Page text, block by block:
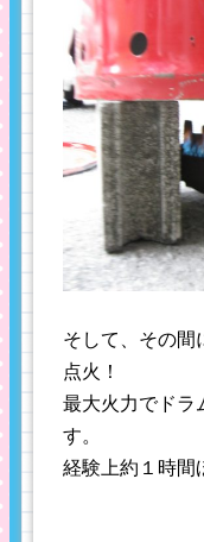
そして、その間
点火！
最大火力でドラ
す。
経験上約１時間